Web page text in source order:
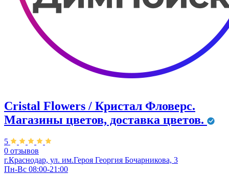
Cristal Flowers / Кристал Фловерс.
Магазины цветов, доставка цветов.
5
0 отзывов
г.Краснодар, ул. им.Героя Георгия Бочарникова, 3
Пн-Вс 08:00-21:00